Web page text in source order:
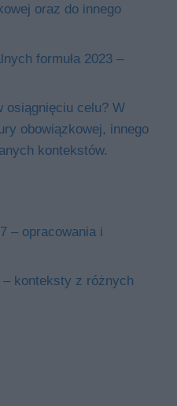
oraz do innego
formuła 2023 –
osiągnięciu celu? W
obowiązkowej, innego
kontekstów.
– opracowania i
konteksty z różnych